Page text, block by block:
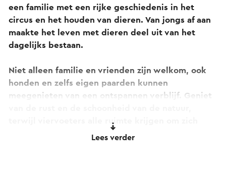
een familie met een rijke geschiedenis in het
circus en het houden van dieren. Van jongs af aan
maakte het leven met dieren deel uit van het
dagelijks bestaan.
Niet alleen familie en vrienden zijn welkom, ook
honden en zelfs eigen paarden kunnen
meegenieten van een ontspannen verblijf. Geniet
terwijl viervoeters alle ruimte krijgen om zich
Lees verder